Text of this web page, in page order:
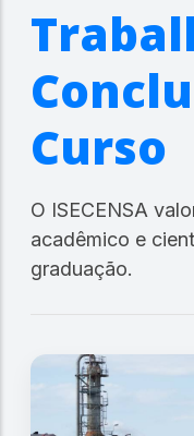
Curso
O ISECENSA
acadêmico e
graduação.